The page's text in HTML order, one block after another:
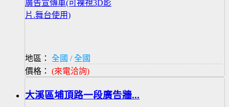
地區：
全國 / 全國
價格： (來電洽詢)
大溪區埔頂路一段廣告牆...